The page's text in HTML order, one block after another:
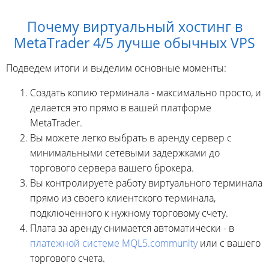
Почему виртуальный хостинг в
MetaTrader 4/5 лучше обычных VPS
Подведем итоги и выделим основные моменты:
Создать копию терминала - максимально просто, и
делается это прямо в вашей платформе
MetaTrader.
Вы можете легко выбрать в аренду сервер с
минимальными сетевыми задержками до
торгового сервера вашего брокера.
Вы контролируете работу виртуального терминала
прямо из своего клиентского терминала,
подключенного к нужному торговому счету.
Плата за аренду снимается автоматически - в
платежной системе MQL5.communityили с вашего
торгового счета.